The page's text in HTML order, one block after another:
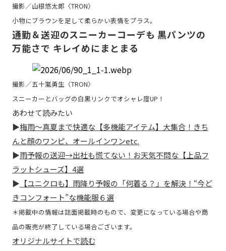
撮影／山根悠太郎〈TRON〉
小物にブラウンを足して柔らかい表情をプラス。
通勤＆送迎のスニーカーコーデも 黒パンツの
万能さで キレイめにまとまる
撮影／五十嵐勇生〈TRON〉
スニーカーとバッグの白黒リンクでオシャレ度UP！
あわせて読みたい
▶梅雨〜真夏まで快適な【多機能アイテム】大集合！きち
んと顔のワンピ、オールインワンetc.
▶雨予報の送迎→出社も慌てない！お天気不問な【上品フ
ラットシューズ】4選
▶ 【ユニクロも】雨降り予報の「何着る？」を解決！“今ど
きコンフォート”な機能服６選
＊掲載中の情報は誌面掲載時のもので、変更になっている場合や商
品の販売が終了している場合ございます。
オリジナルサイトで読む